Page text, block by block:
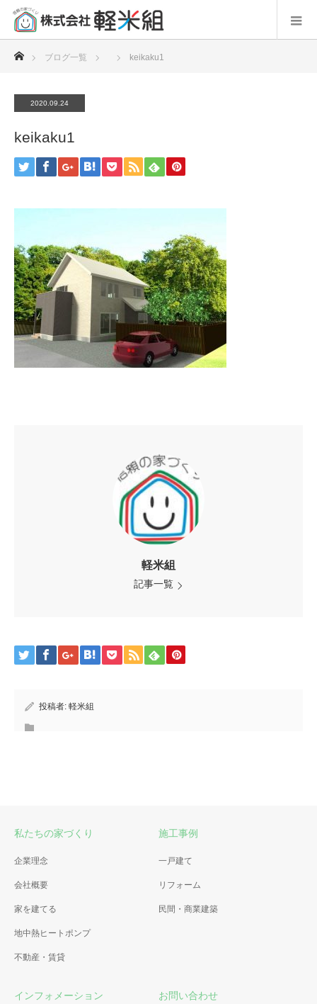
ブログ一覧 keikaku1
2020.09.24
keikaku1
軽米組
記事一覧
投稿者: 軽米組
私たちの家づくり
企業理念
会社概要
家を建てる
地中熱ヒートポンプ
不動産・賃貸
施工事例
一戸建て
リフォーム
民間・商業建築
インフォメーション お問い合わせ